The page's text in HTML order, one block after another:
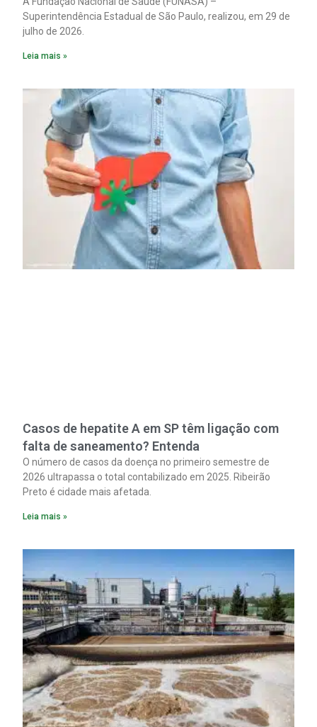
Superintendência Estadual de São Paulo, realizou, em 29 de
julho de 2026.
Leia mais »
Casos de hepatite A em SP têm ligação com
falta de saneamento? Entenda
O número de casos da doença no primeiro semestre de
2026 ultrapassa o total contabilizado em 2025. Ribeirão
Preto é cidade mais afetada.
Leia mais »